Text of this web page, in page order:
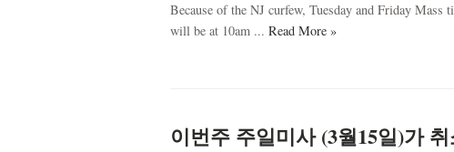
Because of the NJ curfew, Tuesday and Friday Mass
will be at 10am ... Read More »
이번주 주일미사 (3월15일)가